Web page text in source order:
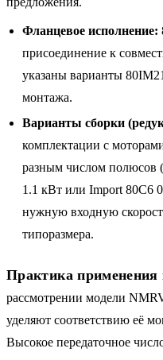
Фланцевое исполнение:
присоединение к
указаны варианты
монтажа.
Варианты сборки
комплектации с
разным числом полюсов
1.1 кВт или Import 80C6
нужную входную
типоразмера.
Практика применения
рассмотрении модели
уделяют соответствию её
Высокое передаточное